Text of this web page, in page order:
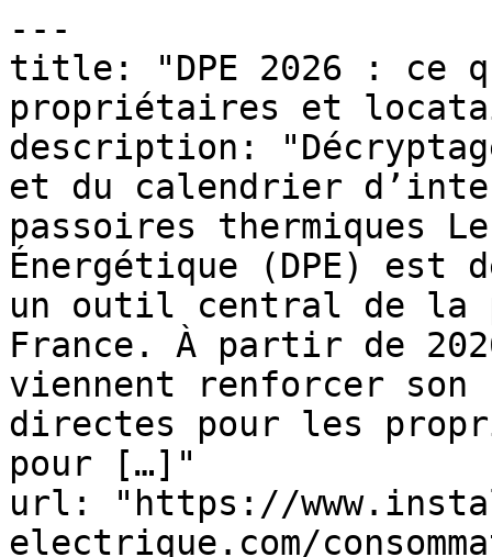
---
title: "DPE 2026 : ce
propriétaires et
description:
et du calendrier
passoires thermiques
Énergétique (DPE) est
un outil central de la
France. À partir de
viennent renforcer son
directes pour les
pour […]"
url: "https://
electrique.com/